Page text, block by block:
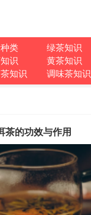
类 绿茶知识
识 黄茶知识
知识 调味茶知识
茶的功效与作用